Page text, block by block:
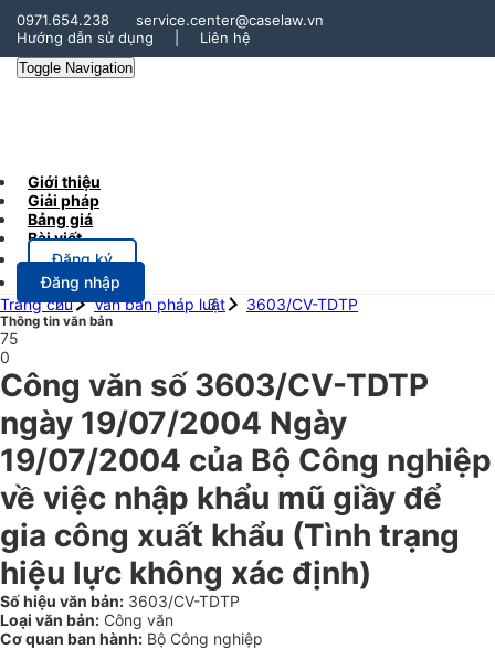
0971.654.238
service.center@caselaw.vn
Hướng dẫn sử dụng
Liên hệ
Toggle Navigation
Giới thiệu
Giải pháp
Bảng giá
Bài viết
Đăng ký
Đăng nhập
Trang chủ
Văn bản pháp luật 3603/CV-TDTP
Thông tin văn bản
75
0
Công văn số 3603/CV-TDTP
ngày 19/07/2004 Ngày
19/07/2004 của Bộ Công nghiệp
về việc nhập khẩu mũ giầy để
gia công xuất khẩu (Tình trạng
hiệu lực không xác định)
Số hiệu văn bản: 3603/CV-TDTP
Loại văn bản: Công văn
Cơ quan ban hành: Bộ Công nghiệp